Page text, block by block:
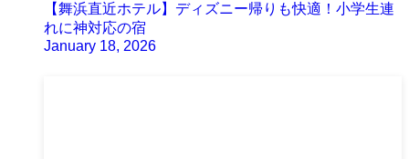
【舞浜直近ホテル】ディズニー帰りも快適！小学生連
れに神対応の宿
January 18, 2026